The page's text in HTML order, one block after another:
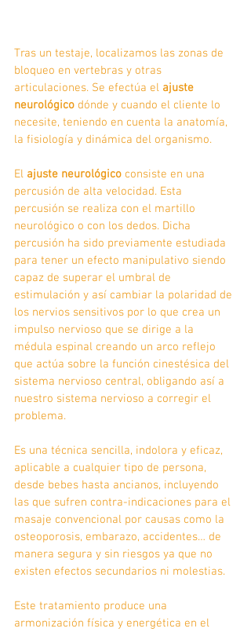
Tras un testaje, localizamos las zonas de
bloqueo en vertebras y otras
articulaciones. Se efectúa el ajuste
neurológico dónde y cuando el cliente lo
necesite, teniendo en cuenta la anatomía,
la fisiología y dinámica del organismo.
El ajuste neurológico consiste en una
percusión de alta velocidad. Esta
percusión se realiza con el martillo
neurológico o con los dedos. Dicha
percusión ha sido previamente estudiada
para tener un efecto manipulativo siendo
capaz de superar el umbral de
estimulación y así cambiar la polaridad de
los nervios sensitivos por lo que crea un
impulso nervioso que se dirige a la
médula espinal creando un arco reflejo
que actúa sobre la función cinestésica del
sistema nervioso central, obligando así a
nuestro sistema nervioso a corregir el
problema.
Es una técnica sencilla, indolora y eficaz,
aplicable a cualquier tipo de persona,
desde bebes hasta ancianos, incluyendo
las que sufren contra-indicaciones para el
masaje convencional por causas como la
osteoporosis, embarazo, accidentes… de
manera segura y sin riesgos ya que no
existen efectos secundarios ni molestias.
Este tratamiento produce una
armonización física y energética en el